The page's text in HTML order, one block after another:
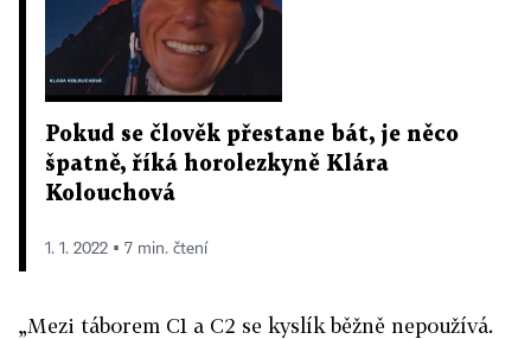
Pokud se člověk přestane bát, je něco
špatně, říká horolezkyně Klára
Kolouchová
1. 1. 2022 ▪ 7 min. čtení
„Mezi táborem C1 a C2 se kyslík běžně nepoužívá.